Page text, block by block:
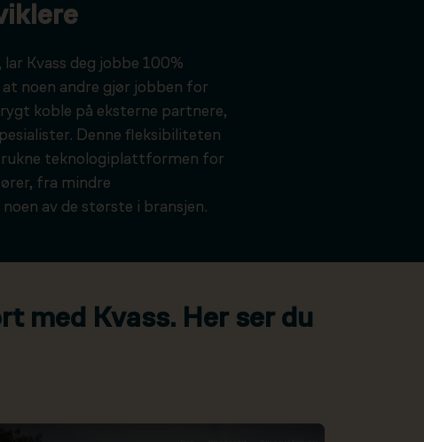
Kvass deg jobbe 100%
noen andre gjør jobben for
koble på eksterne partnere,
Denne fleksibiliteten
teknologiplattformen for
fra mindre
av de største i bransjen.
med Kvass. Her ser du